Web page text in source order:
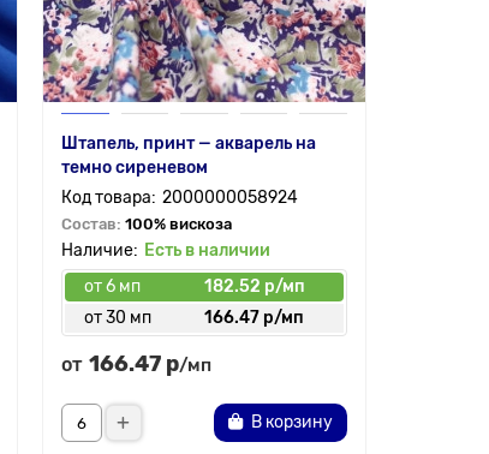
Штапель, принт — акварель на
темно сиреневом
2000000058924
Состав: 100% вискоза
Есть в наличии
от 6 мп
182.52 р/мп
от 30 мп
166.47 р/мп
от 166.47 р/мп
В корзину